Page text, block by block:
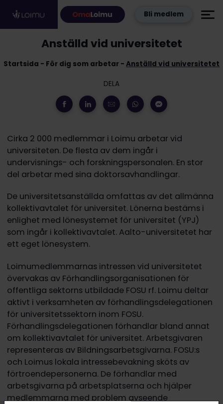
Hoppa till innehållet
Bli medlem
Startsida För dig som arbetar Anställd vid universitetet
Anställd vid universitetet
DELA
Cirka 2 000 medlemmar i Loimu arbetar vid
universiteten. De flesta av dem ingår i
undervisnings- och forskningspersonalen. En stor
del arbetar med sina doktorsavhandlingar.
De universitetsanställda omfattas av det allmänna
kollektivavtalet för universitet. Lönerna bestäms i
enlighet med lönesystemet för universitet (YPJ)
som ingår i kollektivavtalet. Aalto-universitetet har
ett eget lönesystem.
Loimumedlemmarnas intressen vid universitetet
övervakas av Förhandlingsorganisationen för
offentliga sektorns utbildade FOSU rf. Loimu deltar
aktivt i verksamheten av förhandlingsdelegationen
för universitetssektorn inom FOSU.
Förhandlingsdelegationen förhandlar bland annat
om kollektivavtalet för universitet. Arbetsgivaren
representeras av Bildningsarbetsgivarna. FOSU:s
och Loimus lokala intressebevakning sköts av
förtroendepersonerna. De förhandlar med
arbetsgivarna på arbetsplatserna och hjälper
medlemmarna med problem avseende